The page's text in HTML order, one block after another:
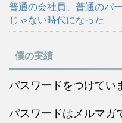
普通の会社員、普通のパ
じゃない時代になった
僕の実績
パスワードをつけてい
パスワードはメルマガ